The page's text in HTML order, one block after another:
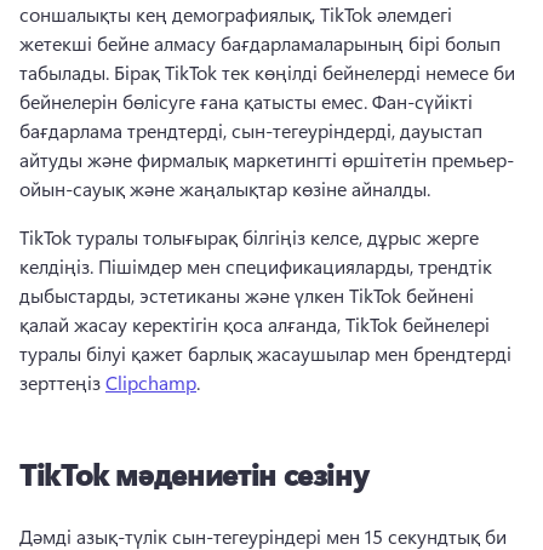
соншалықты кең демографиялық, TikTok әлемдегі
жетекші бейне алмасу бағдарламаларының бірі болып
табылады. Бірақ TikTok тек көңілді бейнелерді немесе би
бейнелерін бөлісуге ғана қатысты емес. Фан-сүйікті
бағдарлама трендтерді, сын-тегеуріндерді, дауыстап
айтуды және фирмалық маркетингті өршітетін премьер-
ойын-сауық және жаңалықтар көзіне айналды.
TikTok туралы толығырақ білгіңіз келсе, дұрыс жерге
келдіңіз. Пішімдер мен спецификацияларды, трендтік
дыбыстарды, эстетиканы және үлкен TikTok бейнені
қалай жасау керектігін қоса алғанда, TikTok бейнелері
туралы білуі қажет барлық жасаушылар мен брендтерді
зерттеңіз Clipchamp.
TikTok мәдениетін сезіну
Дәмді азық-түлік сын-тегеуріндері мен 15 секундтық би